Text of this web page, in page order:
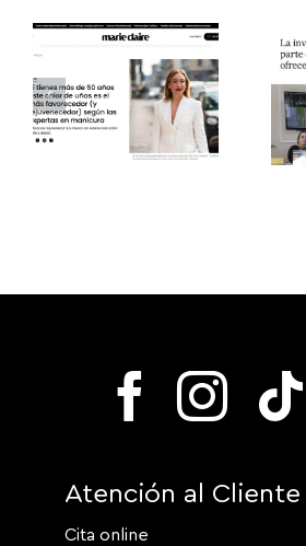
Atención al Cliente
Cita online